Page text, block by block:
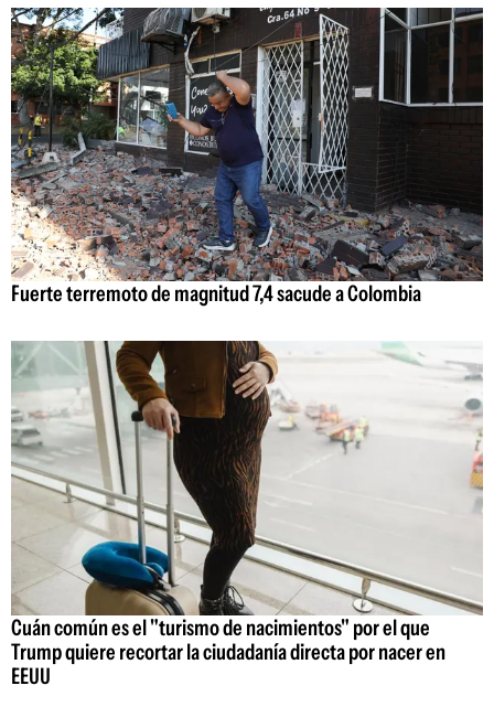
Fuerte terremoto de magnitud 7,4 sacude a Colombia
Cuán común es el "turismo de nacimientos" por el que
Trump quiere recortar la ciudadanía directa por nacer en
EEUU